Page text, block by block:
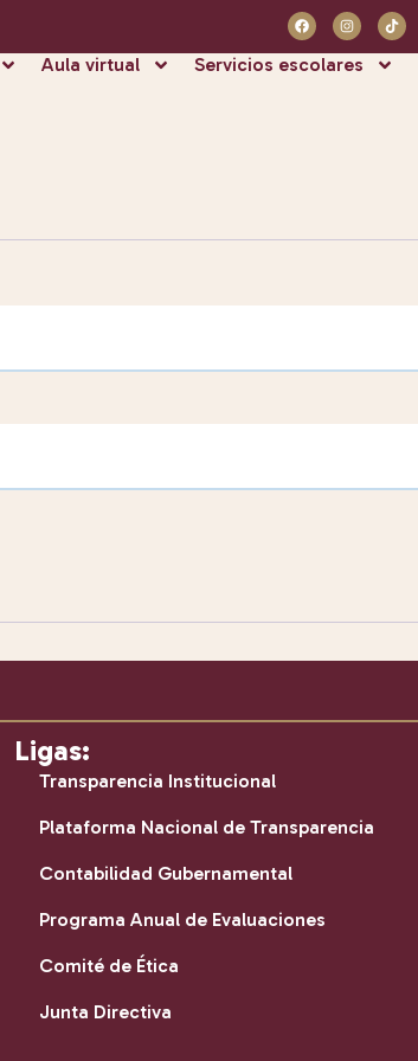
Aula virtual Servicios escolares
Ligas:
Transparencia Institucional
Plataforma Nacional de Transparencia
Contabilidad Gubernamental
Programa Anual de Evaluaciones
Comité de Ética
Junta Directiva